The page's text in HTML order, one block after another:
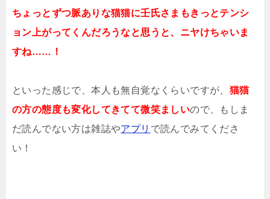
ちょっとずつ脈ありな猫猫に壬氏さまもきっとテンシ
ョン上がってくんだろうなと思うと、ニヤけちゃいま
すね……！
といった感じで、本人も無自覚なくらいですが、 猫猫
の方の態度も変化してきてて微笑ましいので、もしま
だ読んでない方は雑誌やアプリ で読んでみてくださ
い！